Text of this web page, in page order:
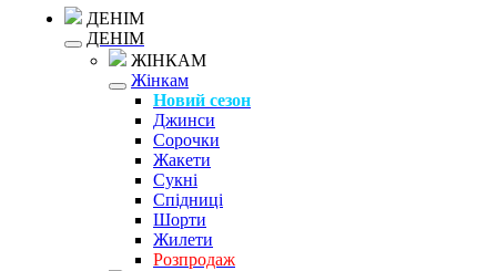
ДЕНІМ
ДЕНІМ
ЖІНКАМ
Жінкам
Новий сезон
Джинси
Сорочки
Жакети
Сукні
Спідниці
Шорти
Жилети
Розпродаж